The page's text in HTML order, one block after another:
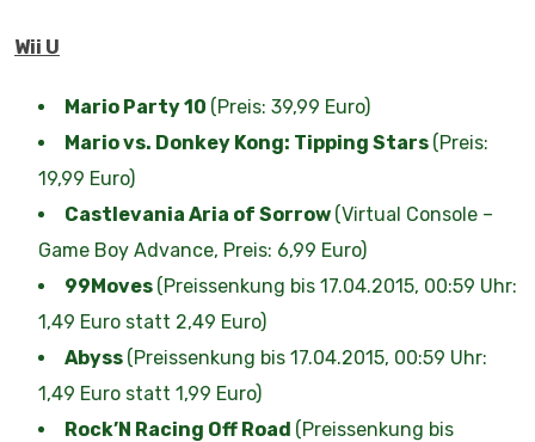
Wii U
Mario Party 10 (Preis: 39,99 Euro)
Mario vs. Donkey Kong: Tipping Stars (Preis:
19,99 Euro)
Castlevania Aria of Sorrow (Virtual Console –
Game Boy Advance, Preis: 6,99 Euro)
99Moves (Preissenkung bis 17.04.2015, 00:59 Uhr:
1,49 Euro statt 2,49 Euro)
Abyss (Preissenkung bis 17.04.2015, 00:59 Uhr:
1,49 Euro statt 1,99 Euro)
Rock’N Racing Off Road (Preissenkung bis